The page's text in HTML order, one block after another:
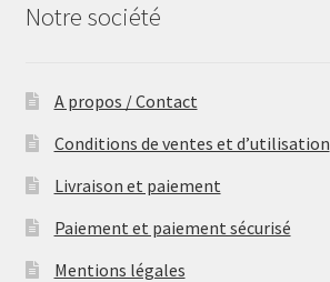
Notre société
A propos / Contact
Conditions de ventes et d’utilisation
Livraison et paiement
Paiement et paiement sécurisé
Mentions légales